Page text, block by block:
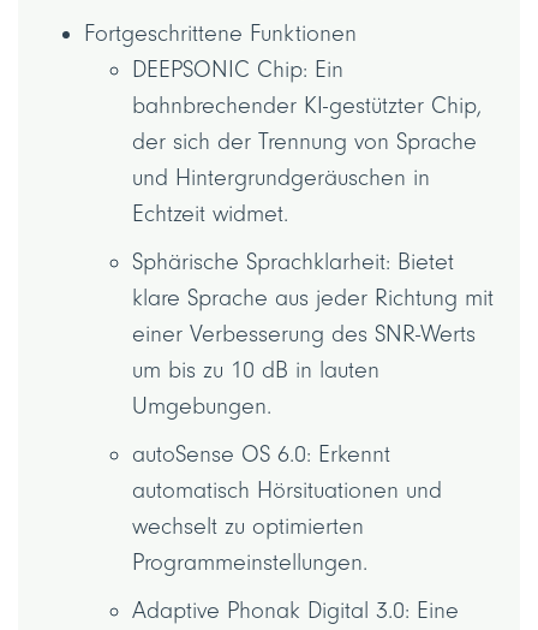
Fortgeschrittene Funktionen
DEEPSONIC Chip: Ein
bahnbrechender KI-gestützter Chip,
der sich der Trennung von Sprache
und Hintergrundgeräuschen in
Echtzeit widmet.
Sphärische Sprachklarheit: Bietet
klare Sprache aus jeder Richtung mit
einer Verbesserung des SNR-Werts
um bis zu 10 dB in lauten
Umgebungen.
autoSense OS 6.0: Erkennt
automatisch Hörsituationen und
wechselt zu optimierten
Programmeinstellungen.
Adaptive Phonak Digital 3.0: Eine